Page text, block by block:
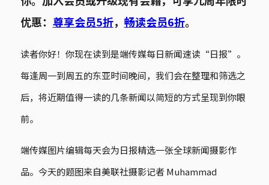
优惠： 尊享会员5折， 畅读会员6折。
读者你好！你现在读到是端传媒每日新闻速读“日报”。
每逢周一到周五的东亚时间晚间，我们会在整理和筛选之
后，将近期值得一读的几条新闻以简短的方式呈现到你眼
前。
端传媒图片编辑每天会为日报精选一张全球新闻摄影作
品。今天的题图来自美联社摄影记者 Muhammad